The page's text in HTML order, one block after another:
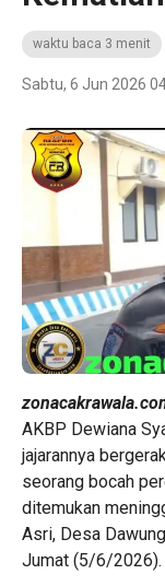
waktu baca 3 menit
Sabtu, 6 Jun 2026
AKBP Dewiana
jajarannya
seorang bocah
ditemukan
Asri, Desa
Jumat (5/6/2026).